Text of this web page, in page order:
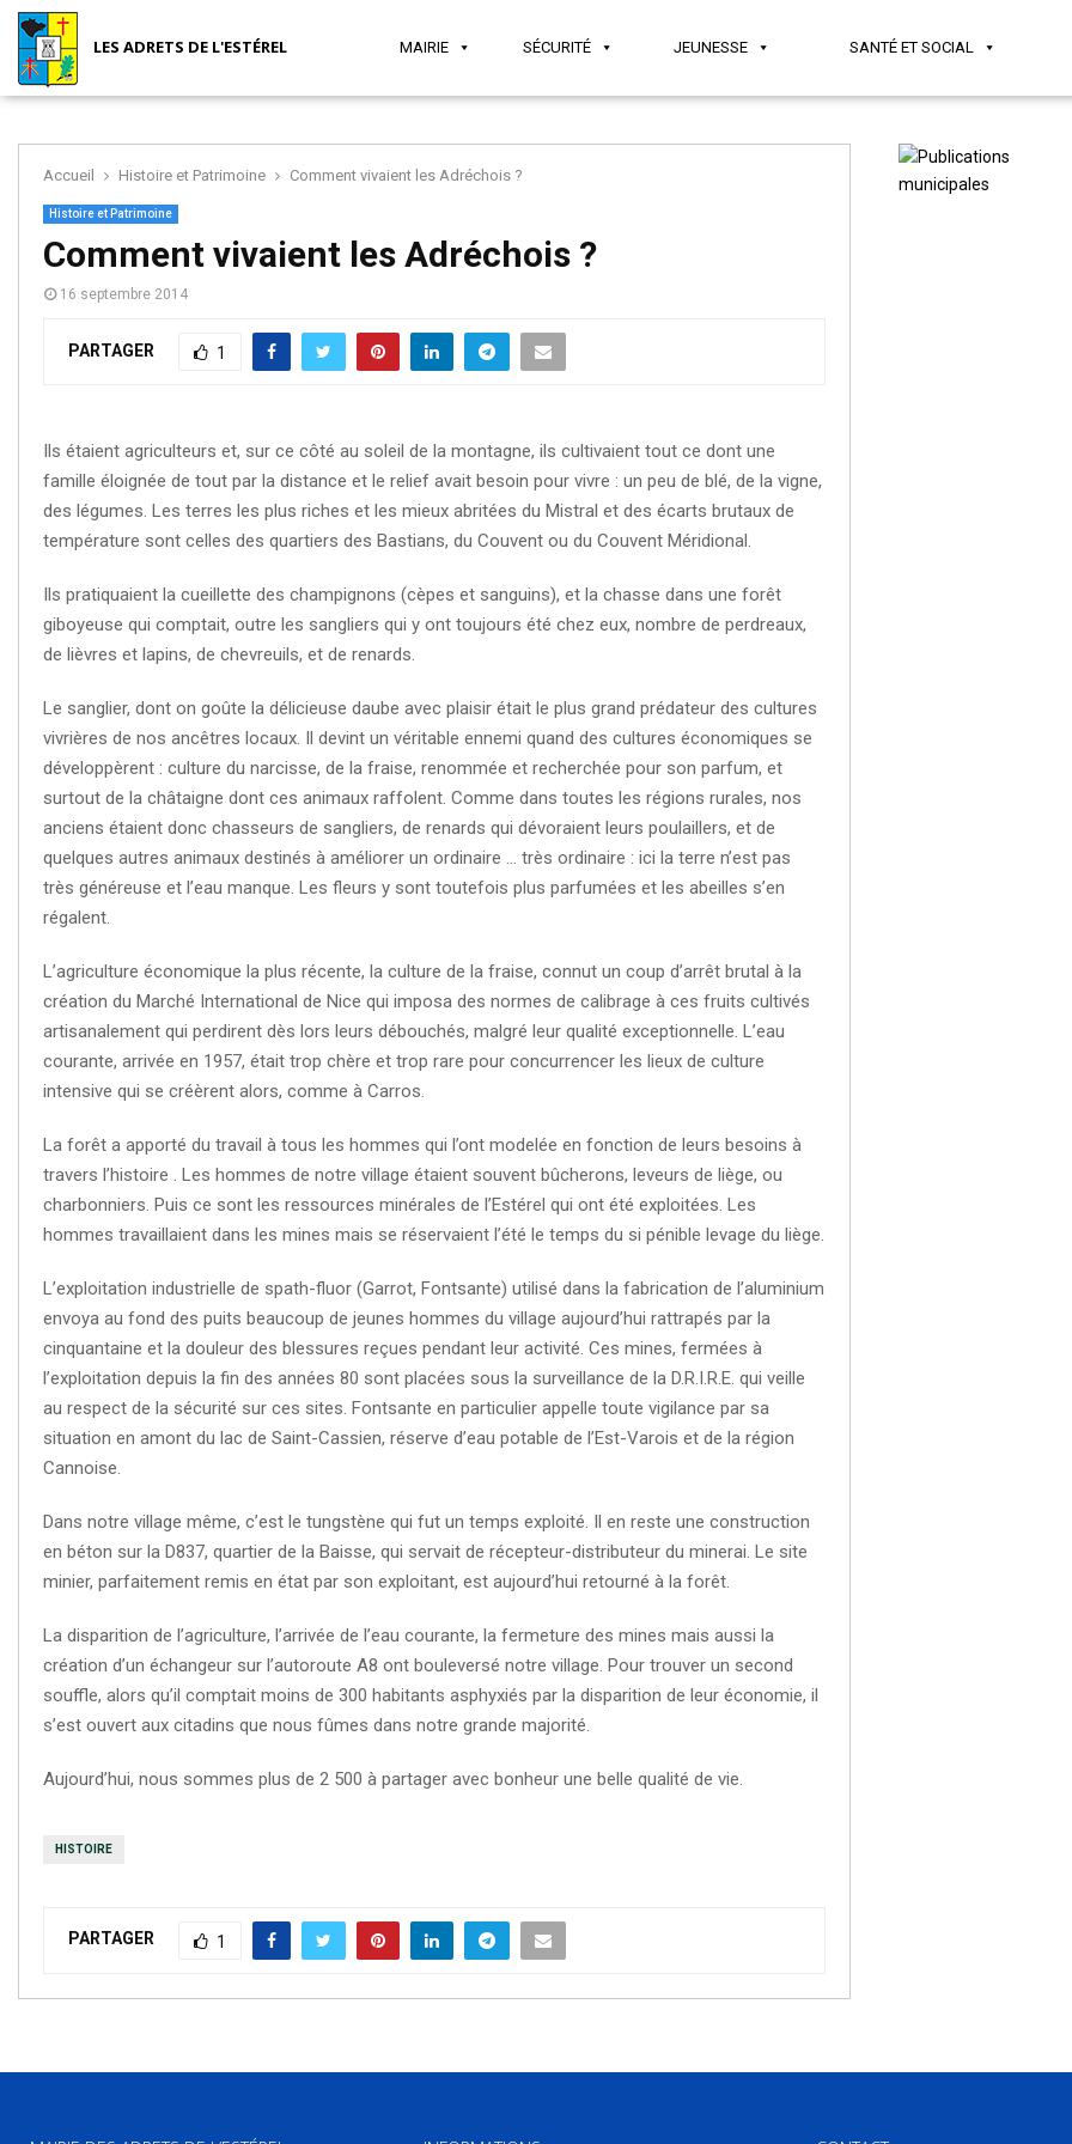
LES ADRETS DE L'ESTÉREL MAIRIE SÉCURITÉ JEUNESSE SANTÉ ET SOCIAL
Accueil Histoire et Patrimoine Comment vivaient les Adréchois ?
Histoire et Patrimoine
Comment vivaient les Adréchois ?
16 septembre 2014
PARTAGER 1
Ils étaient agriculteurs et, sur ce côté au soleil de la montagne, ils cultivaient tout ce dont une
famille éloignée de tout par la distance et le relief avait besoin pour vivre : un peu de blé, de la vigne,
des légumes. Les terres les plus riches et les mieux abritées du Mistral et des écarts brutaux de
température sont celles des quartiers des Bastians, du Couvent ou du Couvent Méridional.
Ils pratiquaient la cueillette des champignons (cèpes et sanguins), et la chasse dans une forêt
giboyeuse qui comptait, outre les sangliers qui y ont toujours été chez eux, nombre de perdreaux,
de lièvres et lapins, de chevreuils, et de renards.
Le sanglier, dont on goûte la délicieuse daube avec plaisir était le plus grand prédateur des cultures
vivrières de nos ancêtres locaux. Il devint un véritable ennemi quand des cultures économiques se
développèrent : culture du narcisse, de la fraise, renommée et recherchée pour son parfum, et
surtout de la châtaigne dont ces animaux raffolent. Comme dans toutes les régions rurales, nos
anciens étaient donc chasseurs de sangliers, de renards qui dévoraient leurs poulaillers, et de
quelques autres animaux destinés à améliorer un ordinaire … très ordinaire : ici la terre n’est pas
très généreuse et l’eau manque. Les fleurs y sont toutefois plus parfumées et les abeilles s’en
régalent.
L’agriculture économique la plus récente, la culture de la fraise, connut un coup d’arrêt brutal à la
création du Marché International de Nice qui imposa des normes de calibrage à ces fruits cultivés
artisanalement qui perdirent dès lors leurs débouchés, malgré leur qualité exceptionnelle. L’eau
courante, arrivée en 1957, était trop chère et trop rare pour concurrencer les lieux de culture
intensive qui se créèrent alors, comme à Carros.
La forêt a apporté du travail à tous les hommes qui l’ont modelée en fonction de leurs besoins à
travers l’histoire . Les hommes de notre village étaient souvent bûcherons, leveurs de liège, ou
charbonniers. Puis ce sont les ressources minérales de l’Estérel qui ont été exploitées. Les
hommes travaillaient dans les mines mais se réservaient l’été le temps du si pénible levage du liège.
L’exploitation industrielle de spath-fluor (Garrot, Fontsante) utilisé dans la fabrication de l’aluminium
envoya au fond des puits beaucoup de jeunes hommes du village aujourd’hui rattrapés par la
cinquantaine et la douleur des blessures reçues pendant leur activité. Ces mines, fermées à
l’exploitation depuis la fin des années 80 sont placées sous la surveillance de la D.R.I.R.E. qui veille
au respect de la sécurité sur ces sites. Fontsante en particulier appelle toute vigilance par sa
situation en amont du lac de Saint-Cassien, réserve d’eau potable de l’Est-Varois et de la région
Cannoise.
Dans notre village même, c’est le tungstène qui fut un temps exploité. Il en reste une construction
en béton sur la D837, quartier de la Baisse, qui servait de récepteur-distributeur du minerai. Le site
minier, parfaitement remis en état par son exploitant, est aujourd’hui retourné à la forêt.
La disparition de l’agriculture, l’arrivée de l’eau courante, la fermeture des mines mais aussi la
création d’un échangeur sur l’autoroute A8 ont bouleversé notre village. Pour trouver un second
souffle, alors qu’il comptait moins de 300 habitants asphyxiés par la disparition de leur économie, il
s’est ouvert aux citadins que nous fûmes dans notre grande majorité.
Aujourd’hui, nous sommes plus de 2 500 à partager avec bonheur une belle qualité de vie.
HISTOIRE
PARTAGER 1
MAIRIESÉCURITÉJEUNESSE